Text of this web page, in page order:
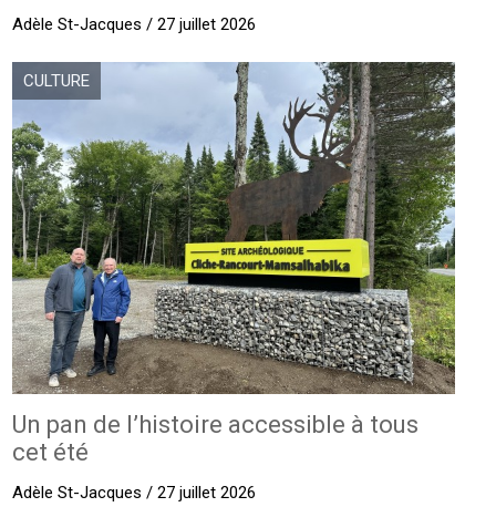
Adèle St-Jacques / 27 juillet 2026
CULTURE
Un pan de l’histoire accessible à tous
cet été
Adèle St-Jacques / 27 juillet 2026